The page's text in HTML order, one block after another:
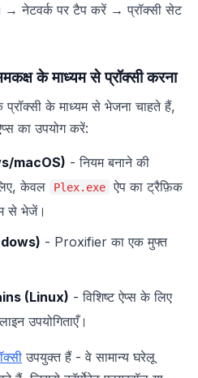
नेटवर्क पर टैप करें → प्रॉक्सी सेट
के माध्यम से प्रॉक्सी करना
के माध्यम से भेजना चाहते हैं,
का उपयोग करें:
macOS) - नियम बनाने की
केवल
Plex.exe ऐप का ट्रैफ़िक
से भेजें।
- Proxifier का एक मुफ्त
(Linux) - विशिष्ट ऐप्स के लिए
उपयोगिताएँ।
उपयुक्त हैं - वे सामान्य घरेलू